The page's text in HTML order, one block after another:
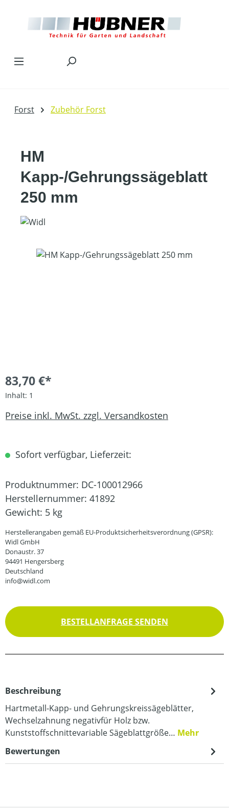
Forst Zubehör Forst
HM
Kapp-/Gehrungssägeblatt
250 mm
Bildergalerie überspringen
83,70 €*
Inhalt: 1
Preise inkl. MwSt. zzgl. Versandkosten
Sofort verfügbar, Lieferzeit:
Produktnummer: DC-100012966
Herstellernummer: 41892
Gewicht: 5 kg
Herstellerangaben gemäß EU-Produktsicherheitsverordnung (GPSR):
Widl GmbH
Donaustr. 37
94491 Hengersberg
Deutschland
info@widl.com
BESTELLANFRAGE SENDEN
Beschreibung
Hartmetall-Kapp- und Gehrungskreissägeblätter,
Wechselzahnung negativfür Holz bzw.
Kunststoffschnittevariable Sägeblattgröße… Mehr
Bewertungen